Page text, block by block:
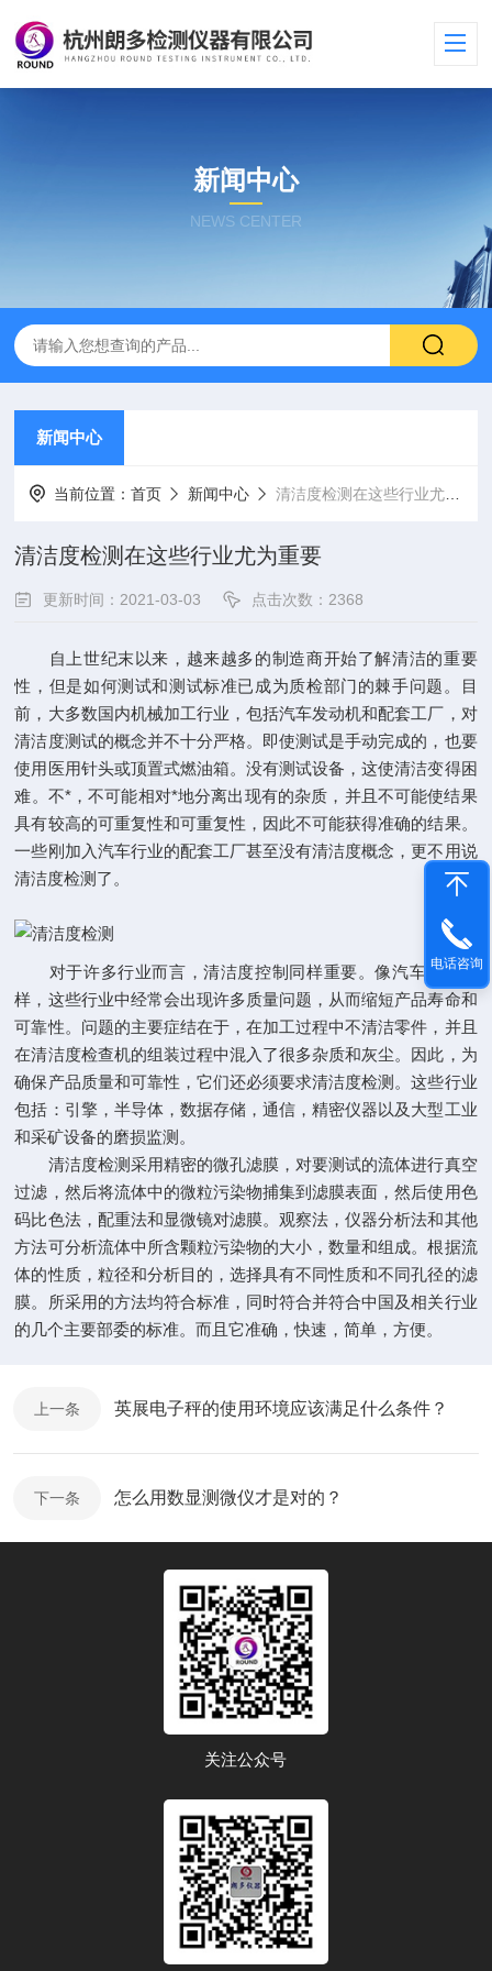
新闻中心
NEWS CENTER
新闻中心
当前位置：首页 新闻中心 清洁度检测在这些行业尤为重要
清洁度检测在这些行业尤为重要
更新时间：2021-03-03 点击次数：2368
自上世纪末以来，越来越多的制造商开始了解清洁的重要
性，但是如何测试和测试标准已成为质检部门的棘手问题。目
前，大多数国内机械加工行业，包括汽车发动机和配套工厂，对
清洁度测试的概念并不十分严格。即使测试是手动完成的，也要
使用医用针头或顶置式燃油箱。没有测试设备，这使清洁变得困
难。不*，不可能相对*地分离出现有的杂质，并且不可能使结果
具有较高的可重复性和可重复性，因此不可能获得准确的结果。
一些刚加入汽车行业的配套工厂甚至没有清洁度概念，更不用说
清洁度检测了。
对于许多行业而言，清洁度控制同样重要。像汽车行业一
样，这些行业中经常会出现许多质量问题，从而缩短产品寿命和
可靠性。问题的主要症结在于，在加工过程中不清洁零件，并且
在清洁度检查机的组装过程中混入了很多杂质和灰尘。因此，为
确保产品质量和可靠性，它们还必须要求清洁度检测。这些行业
包括：引擎，半导体，数据存储，通信，精密仪器以及大型工业
和采矿设备的磨损监测。
清洁度检测采用精密的微孔滤膜，对要测试的流体进行真空
过滤，然后将流体中的微粒污染物捕集到滤膜表面，然后使用色
码比色法，配重法和显微镜对滤膜。观察法，仪器分析法和其他
方法可分析流体中所含颗粒污染物的大小，数量和组成。根据流
体的性质，粒径和分析目的，选择具有不同性质和不同孔径的滤
膜。所采用的方法均符合标准，同时符合并符合中国及相关行业
的几个主要部委的标准。而且它准确，快速，简单，方便。
上一条 英展电子秤的使用环境应该满足什么条件？
下一条 怎么用数显测微仪才是对的？
关注公众号
电话咨询